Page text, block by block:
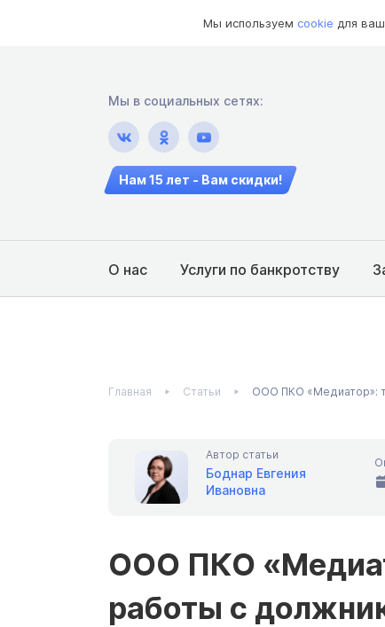
Мы используем cookie для
Мы в социальных сетях:
Нам 15 лет - Вам скидки!
О нас Услуги по банкротству
Главная Статьи ООО ПКО «Медиатор»:
Автор статьи
Боднар Евгения
Ивановна
ООО ПКО
работы с